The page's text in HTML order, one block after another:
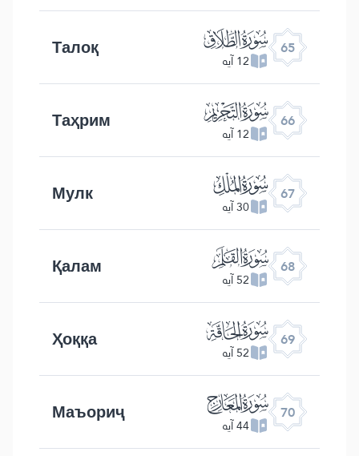
65 ﯮ
12 آیه Талоқ
66 ﯯ
12 آیه Таҳрим
67 ﯰ
30 آیه Мулк
68 ﯱ
52 آیه Қалам
69 ﯲ
52 آیه Ҳоққа
70 ﯳ
44 آیه Маъориҷ